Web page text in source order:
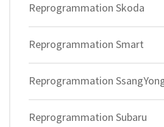
Reprogrammation Skoda
Reprogrammation Smart
Reprogrammation
Reprogrammation Subaru